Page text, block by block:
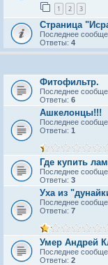
1 2 3
Страница
Последнее
Ответы: 4
Фитофильтр.
Последнее
Ответы: 6
Ашкелонцы!!!
Последнее
Ответы: 1
Где купить
Последнее
Ответы: 3
Уха из
Последнее
Ответы: 7
Умер Андрей
Последнее
Ответы: 2